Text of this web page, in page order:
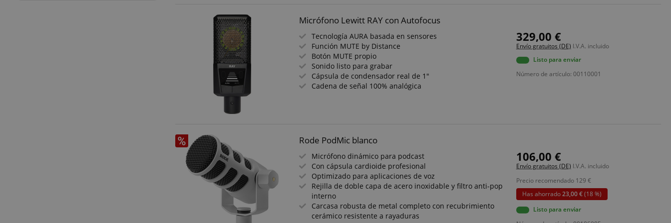
Micrófono Lewitt RAY con Autofocus
Tecnología AURA basada en sensores
Función MUTE by Distance
Botón MUTE propio
Sonido listo para grabar
Cápsula de condensador real de 1"
Cadena de señal 100% analógica
329,00 €
Envío gratuitos (DE) I.V.A. incluido
Listo para enviar
Número de artículo: 00110001
Rode PodMic blanco
Micrófono dinámico para podcast
Con cápsula cardioide profesional
Optimizado para aplicaciones de voz
Rejilla de doble capa de acero inoxidable y filtro anti-pop
interno
Carcasa robusta de metal completo con recubrimiento
cerámico resistente a rayaduras
106,00 €
Envío gratuitos (DE) I.V.A. incluido
Precio recomendado 129 €
Has ahorrado23,00 €(18 %)
Listo para enviar
Amazon
11 meses 4
Esta cookie se utiliza para mantener una
www.kirstein.de Sesión
Hay muchos tipos diferentes de cookies
más detallada a cómo se usa en un sitio
web en particular. Sin embargo, en la
mayoría de los casos es probable que se
utilice para almacenar preferencias de
.youtube.com
semanas
consentimiento del visitante en relación
con diversas políticas y configuraciones de
privacidad, asegurando que sus
preferencias sean honradas en futuras
sesiones.